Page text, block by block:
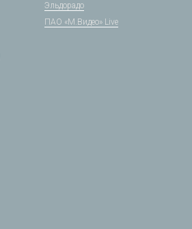
Эльдорадо
ПАО «М.Видео» Live